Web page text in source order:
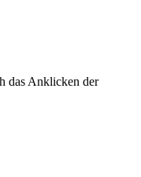
das Anklicken der